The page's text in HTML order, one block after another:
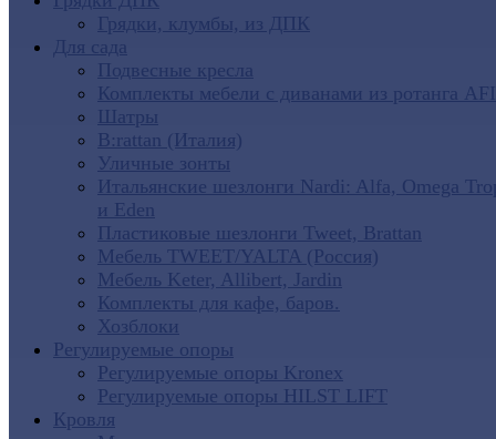
Грядки, клумбы, из ДПК
Для сада
Подвесные кресла
Комплекты мебели с диванами из ротанга
Шатры
B:rattan (Италия)
Уличные зонты
Итальянские шезлонги Nardi: Alfa, Omega
и Eden
Пластиковые шезлонги Tweet, Brattan
Мебель TWEET/YALTA (Россия)
Мебель Keter, Allibert, Jardin
Комплекты для кафе, баров.
Хозблоки
Регулируемые опоры
Регулируемые опоры Kronex
Регулируемые опоры HILST LIFT
Кровля